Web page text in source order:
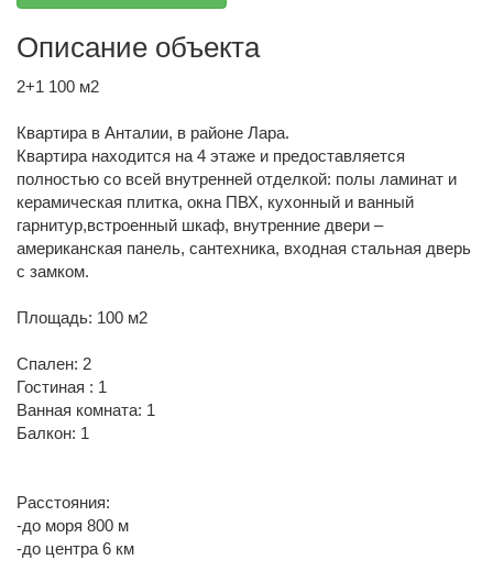
Описание объекта
2+1 100 м2
Квартира в Анталии, в районе Лара.
Квартира находится на 4 этаже и предоставляется
полностью со всей внутренней отделкой: полы ламинат и
керамическая плитка, окна ПВХ, кухонный и ванный
гарнитур,встроенный шкаф, внутренние двери –
американская панель, сантехника, входная стальная дверь
с замком.
Площадь: 100 м2
Спален: 2
Гостиная : 1
Ванная комната: 1
Балкон: 1
Расстояния:
-до моря 800 м
-до центра 6 км